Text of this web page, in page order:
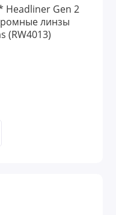
Headliner Gen 2
линзы
(RW4013)